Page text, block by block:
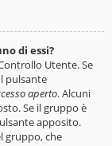
di essi?
Utente. Se
pulsante
aperto. Alcuni
Se il gruppo è
apposito.
gruppo, che